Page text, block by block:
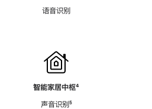
语音识别
智能家居中枢脚
⁴
声音识别脚
⁵